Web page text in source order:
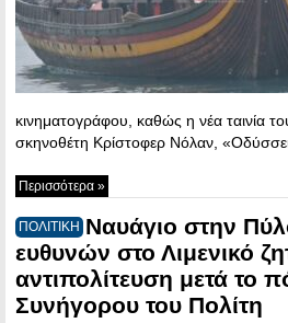
κινηματογράφου, καθώς η νέα ταινία
σκηνοθέτη Κρίστοφερ Νόλαν,
Περισσότερα »
ΠΟΛΙΤΙΚΗ Ναυάγιο στην
ευθυνών στο Λιμενικό
αντιπολίτευση μετά το
Συνήγορου του Πολίτη